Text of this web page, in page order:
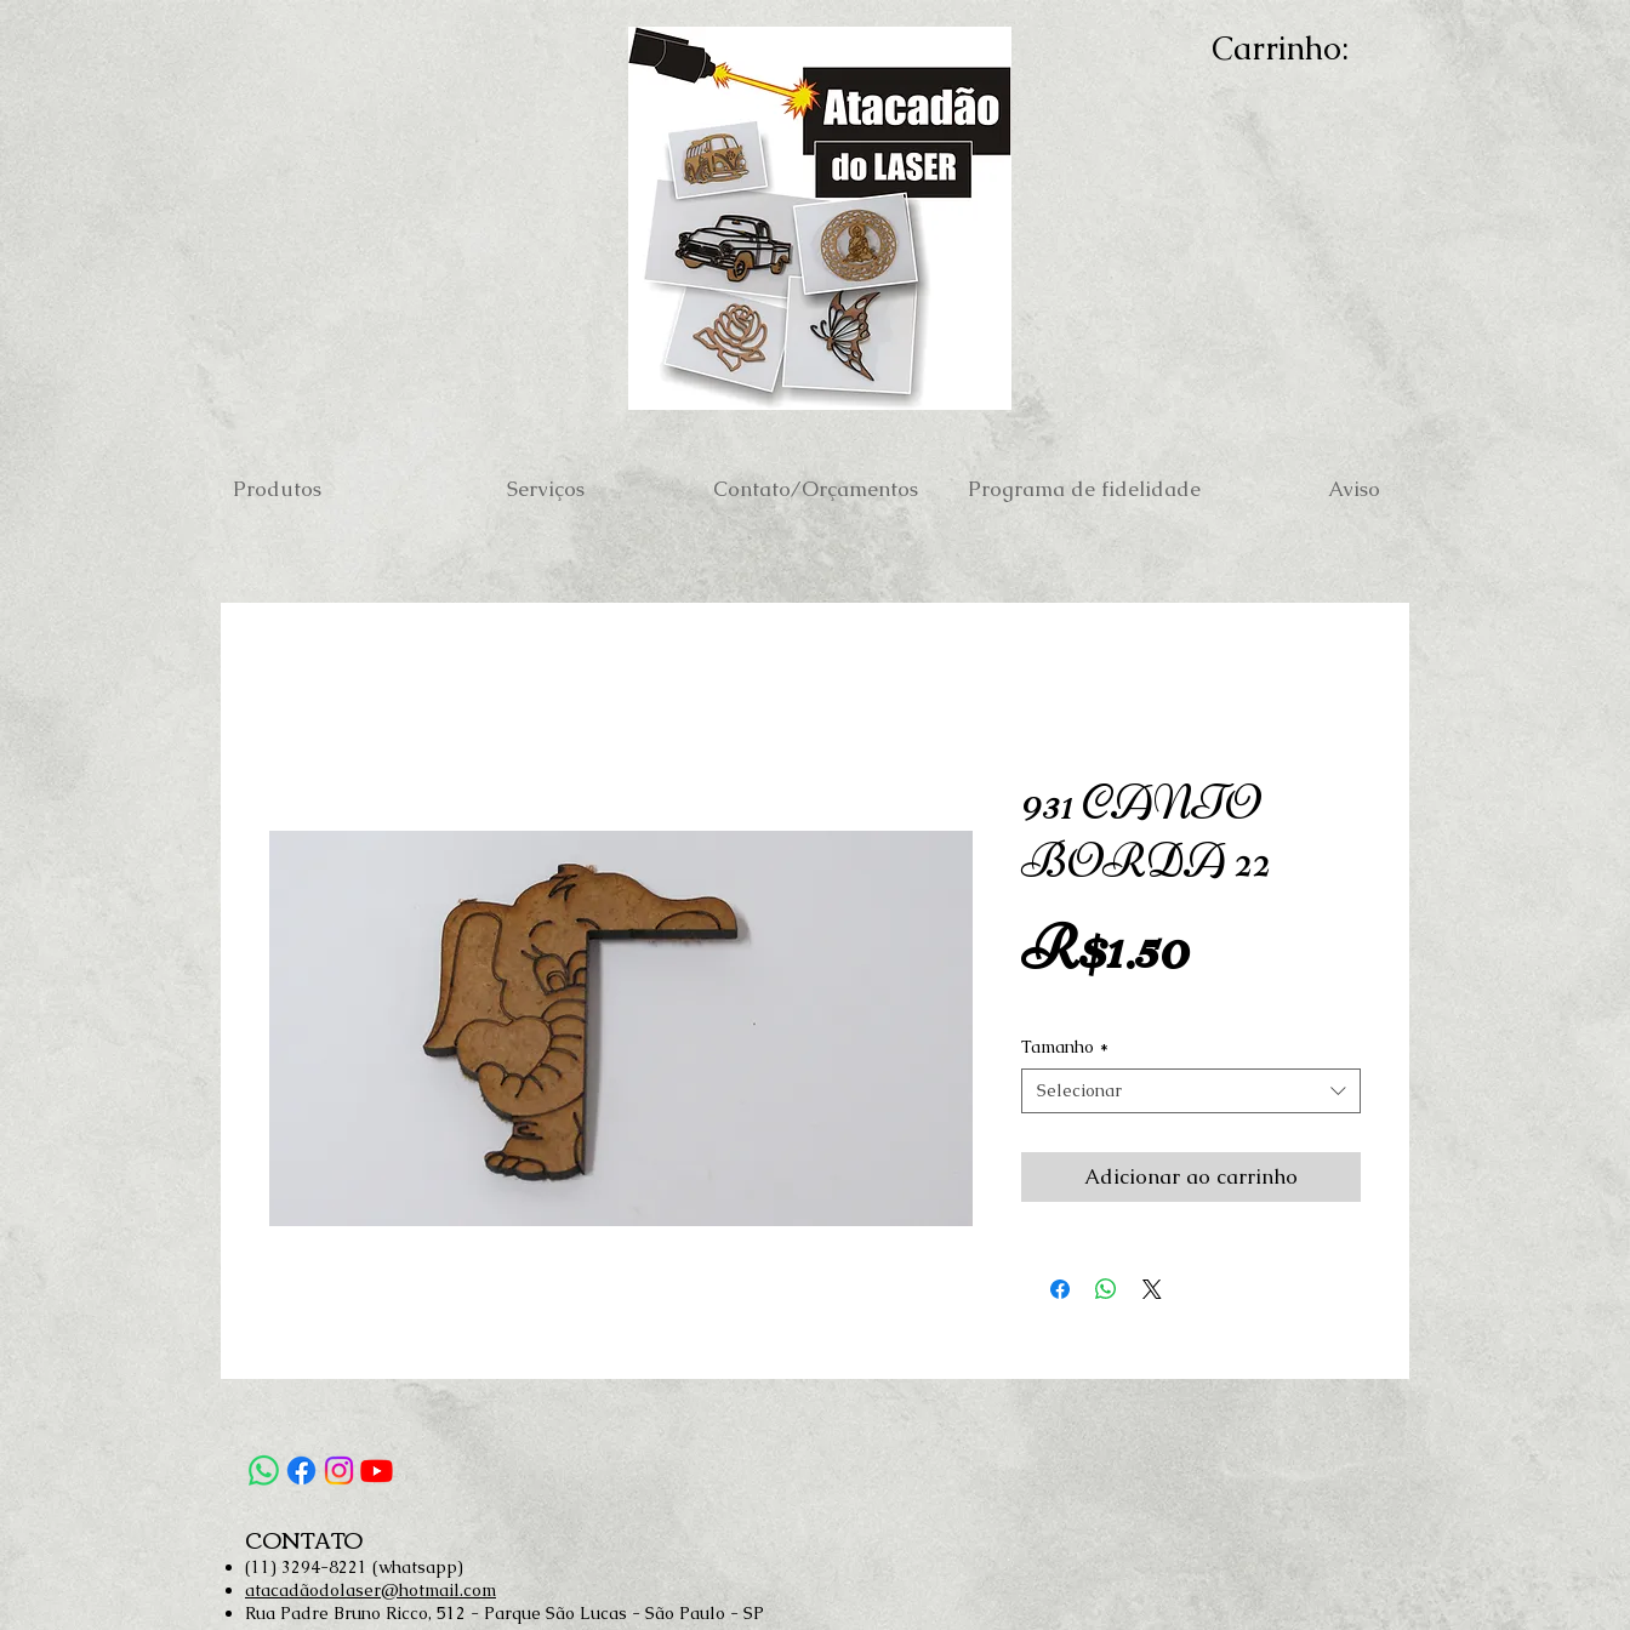
Carrinho:
Produtos Serviços Contato/Orçamentos Programa de fidelidade Aviso
931 CANTO
BORDA 22
R$1.50Preço
Tamanho *
Selecionar
Adicionar ao carrinho
CONTATO
(11) 3294-8221 (whatsapp)
atacadãodolaser@hotmail.com
Rua Padre Bruno Ricco, 512 - Parque São Lucas - São Paulo - SP